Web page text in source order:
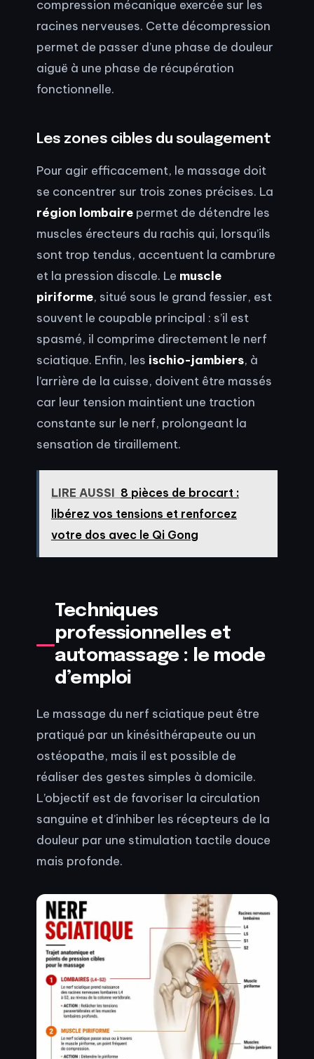
compression mécanique exercée sur les
racines nerveuses. Cette décompression
permet de passer d’une phase de douleur
aiguë à une phase de récupération
fonctionnelle.
Les zones cibles du soulagement
Pour agir efficacement, le massage doit
se concentrer sur trois zones précises. La
région lombaire permet de détendre les
muscles érecteurs du rachis qui, lorsqu’ils
sont trop tendus, accentuent la cambrure
et la pression discale. Le muscle
piriforme, situé sous le grand fessier, est
souvent le coupable principal : s’il est
spasmé, il comprime directement le nerf
sciatique. Enfin, les ischio-jambiers, à
l’arrière de la cuisse, doivent être massés
car leur tension maintient une traction
constante sur le nerf, prolongeant la
sensation de tiraillement.
LIRE AUSSI 8 pièces de brocart :
libérez vos tensions et renforcez
votre dos avec le Qi Gong
Techniques
professionnelles et
automassage : le mode
d’emploi
Le massage du nerf sciatique peut être
pratiqué par un kinésithérapeute ou un
ostéopathe, mais il est possible de
réaliser des gestes simples à domicile.
L’objectif est de favoriser la circulation
sanguine et d’inhiber les récepteurs de la
douleur par une stimulation tactile douce
mais profonde.